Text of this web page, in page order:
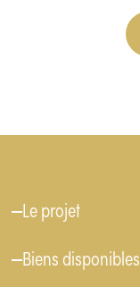
Le projet
Biens disponibles